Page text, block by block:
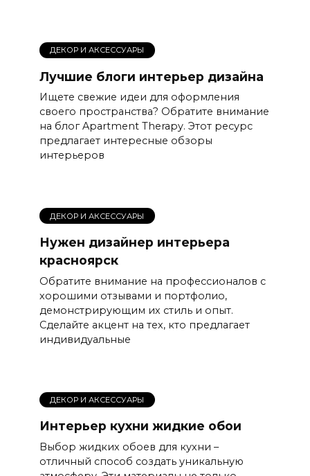
ДЕКОР И АКСЕССУАРЫ
Лучшие блоги интерьер дизайна
Ищете свежие идеи для оформления
своего пространства? Обратите внимание
на блог Apartment Therapy. Этот ресурс
предлагает интересные обзоры
интерьеров
ДЕКОР И АКСЕССУАРЫ
Нужен дизайнер интерьера
красноярск
Обратите внимание на профессионалов с
хорошими отзывами и портфолио,
демонстрирующим их стиль и опыт.
Сделайте акцент на тех, кто предлагает
индивидуальные
ДЕКОР И АКСЕССУАРЫ
Интерьер кухни жидкие обои
Выбор жидких обоев для кухни –
отличный способ создать уникальную